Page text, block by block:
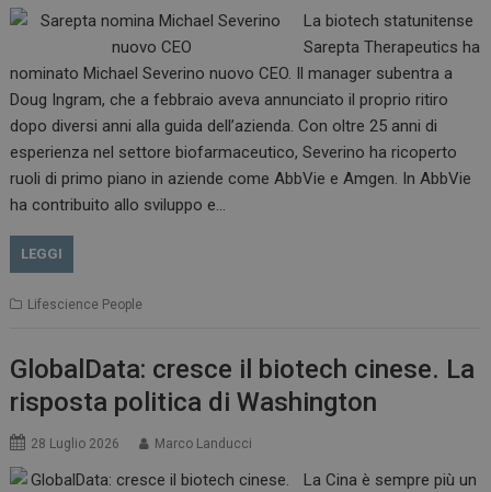
La biotech statunitense
Sarepta Therapeutics ha
nominato Michael Severino nuovo CEO. Il manager subentra a
Doug Ingram, che a febbraio aveva annunciato il proprio ritiro
dopo diversi anni alla guida dell’azienda. Con oltre 25 anni di
esperienza nel settore biofarmaceutico, Severino ha ricoperto
ruoli di primo piano in aziende come AbbVie e Amgen. In AbbVie
ha contribuito allo sviluppo e…
LEGGI
Lifescience People
GlobalData: cresce il biotech cinese. La
risposta politica di Washington
28 Luglio 2026 Marco Landucci
La Cina è sempre più un